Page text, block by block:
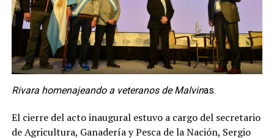
Rivara homenajeando a veteranos de Malvinas.
El cierre del acto inaugural estuvo a cargo del secretario
de Agricultura, Ganadería y Pesca de la Nación, Sergio